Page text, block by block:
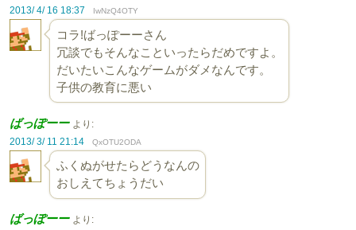
2013/ 4/ 16 18:37
IwNzQ4OTY
コラ!ばっぽーーさん
冗談でもそんなこといったらだめですよ。
だいたいこんなゲームがダメなんです。
子供の教育に悪い
ばっぽーー より:
2013/ 3/ 11 21:14
QxOTU2ODA
ふくぬがせたらどうなんの
おしえてちょうだい
ばっぽーー より: